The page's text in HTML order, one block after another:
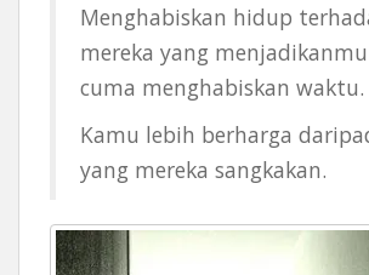
Menghabiskan hidup
mereka yang
cuma menghabiskan waktu.
Kamu lebih berharga
yang mereka sangkakan.